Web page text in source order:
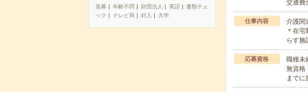
急募 年齢不問 財団法人 英語
書類チェ
ック
テレビ局 封入 大学
交通費
仕事内容
介護関
＊在
らす
応募資格
職種未
無資格
まで